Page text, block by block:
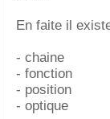
En faite il
- chaine
- fonction
- position
- optique